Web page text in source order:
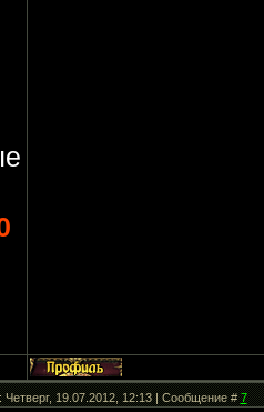
Четверг, 19.07.2012, 12:13 | Сообщение #7